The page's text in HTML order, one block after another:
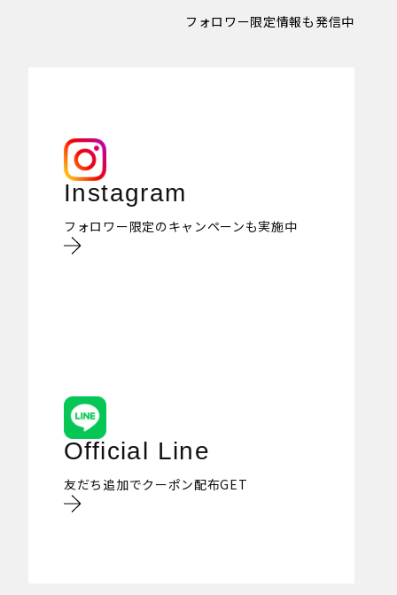
フォロワー限定情報も発信中
Instagram
フォロワー限定のキャンペーンも実施中
Official Line
友だち追加でクーポン配布GET